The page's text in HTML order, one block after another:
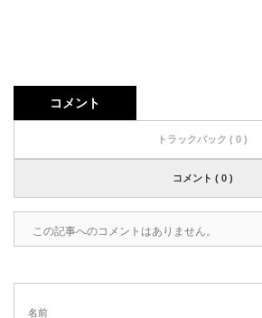
コメント
トラックバック ( 0 )
コメント ( 0 )
この記事へのコメントはありません。
名前